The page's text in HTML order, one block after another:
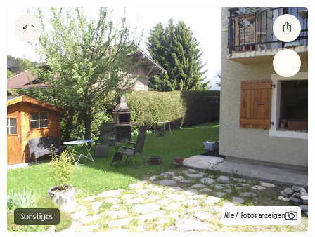
Sonstiges Alle 4 Fotos anzeigen